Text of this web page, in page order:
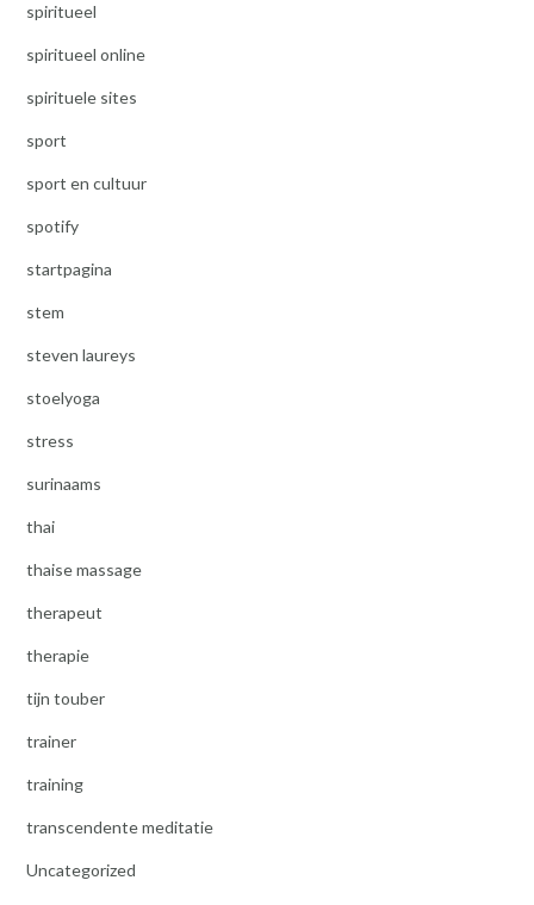
spiritueel
spiritueel online
spirituele sites
sport
sport en cultuur
spotify
startpagina
stem
steven laureys
stoelyoga
stress
surinaams
thai
thaise massage
therapeut
therapie
tijn touber
trainer
training
transcendente meditatie
Uncategorized